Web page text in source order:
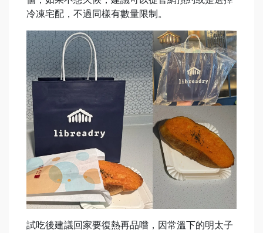
冷凍宅配，不過同樣有數量限制。
試吃後建議回家要復熱再品嚐，因常溫下的明太子